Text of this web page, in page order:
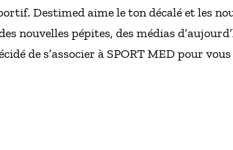
Destimed aime le ton décalé et les
nouvelles pépites, des médias
de s’associer à SPORT MED pour